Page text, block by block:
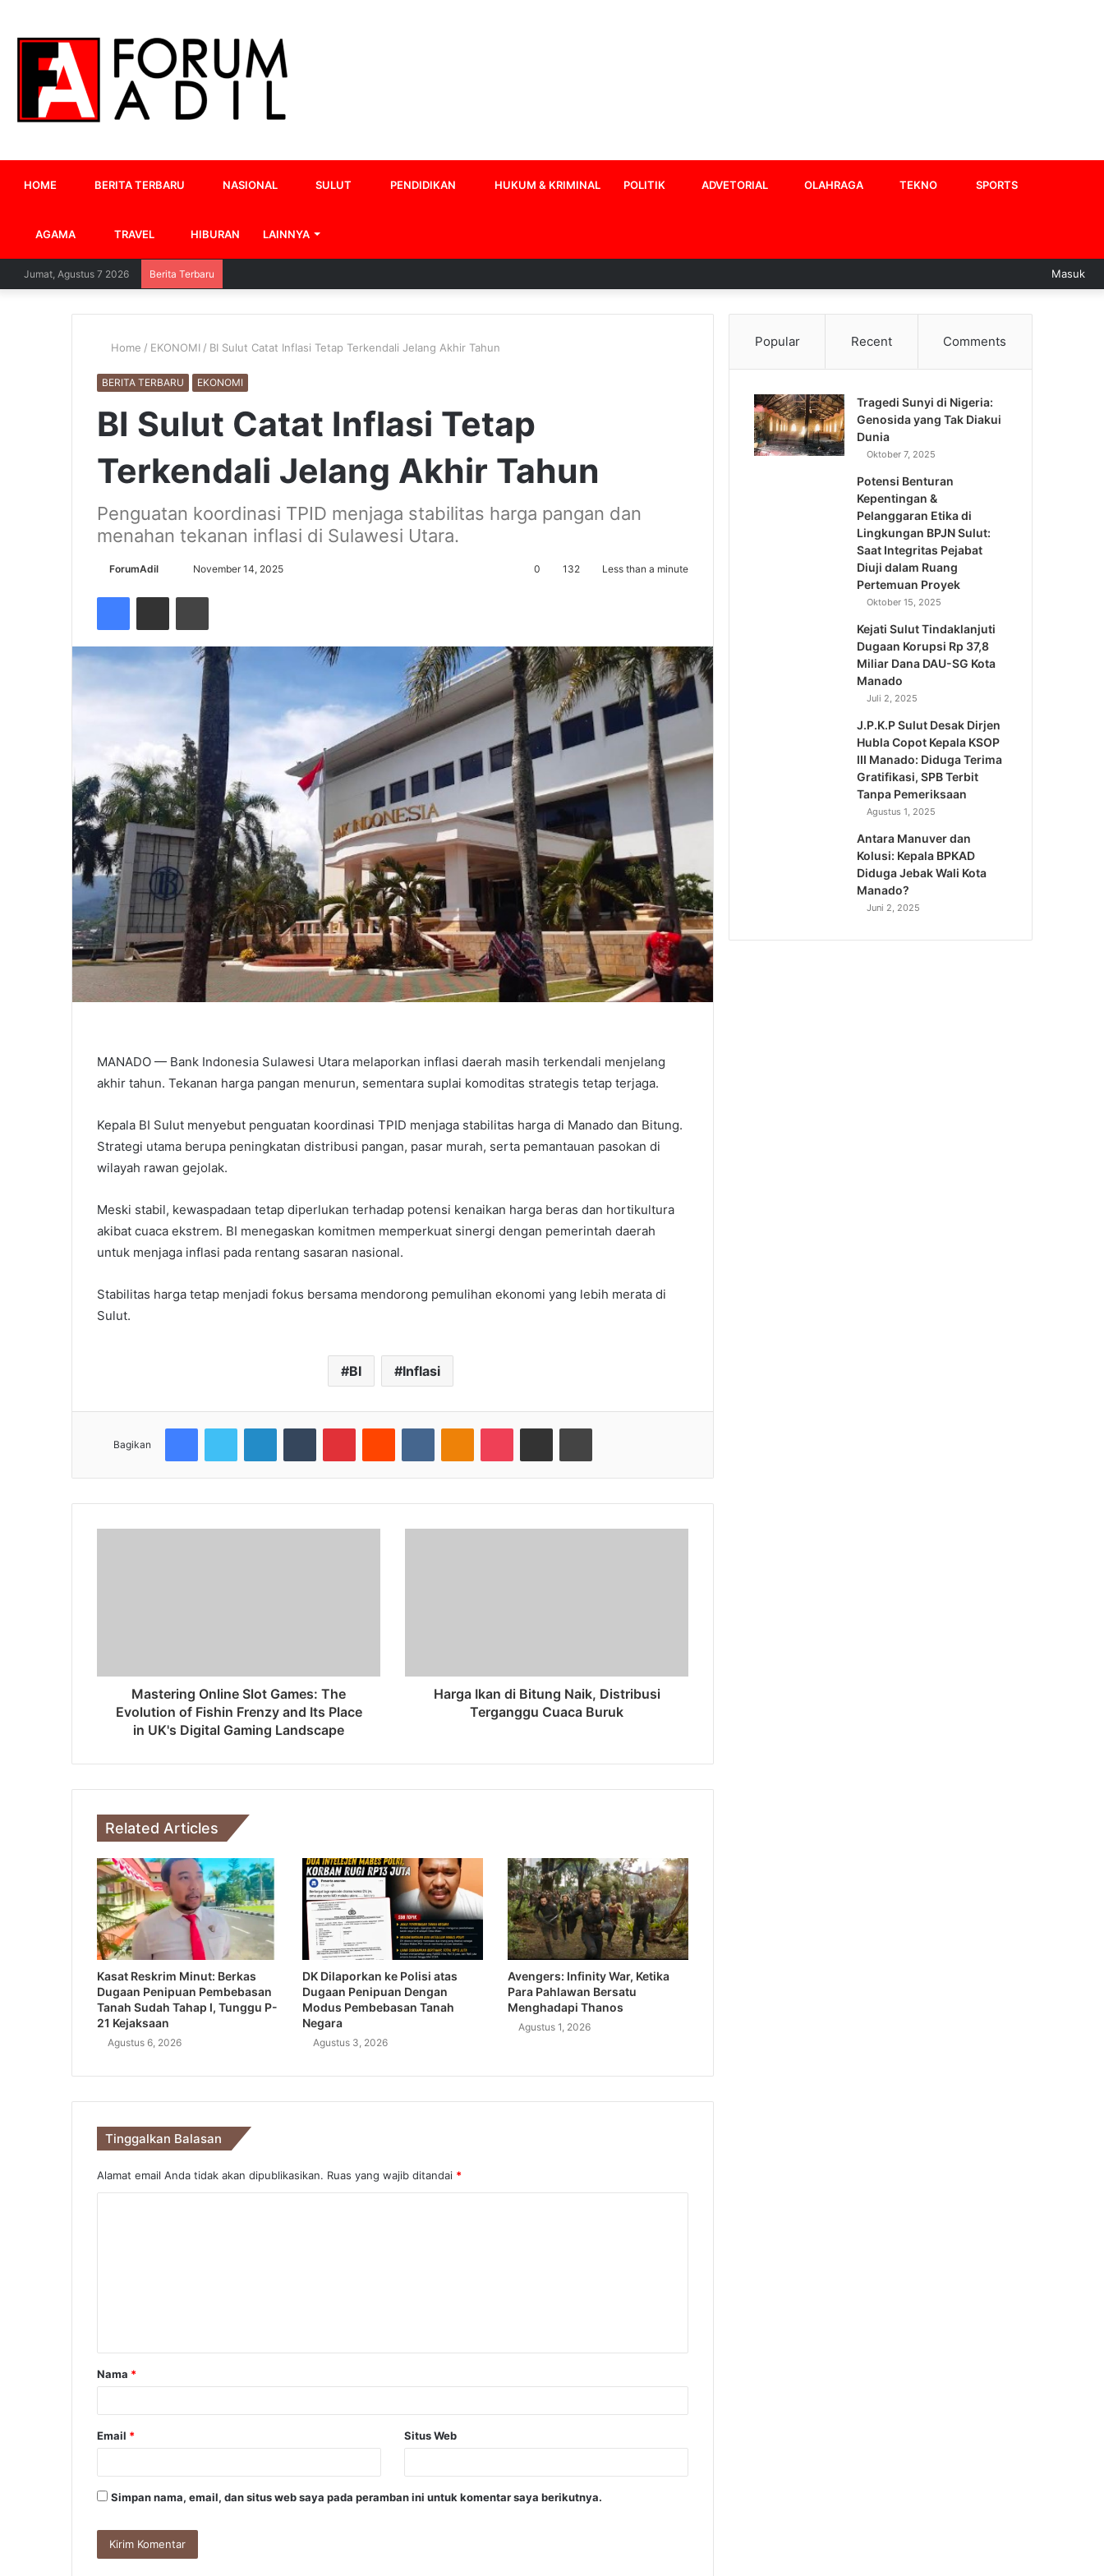
HOME BERITA TERBARU NASIONAL SULUT PENDIDIKAN HUKUM & KRIMINAL POLITIK ADVETORIAL OLAHRAGA TEKNO SPORTS
AGAMA TRAVEL HIBURAN LAINNYA
Jumat, Agustus 7 2026 Berita Terbaru Masuk
Home / EKONOMI / BI Sulut Catat Inflasi Tetap Terkendali Jelang Akhir Tahun
BERITA TERBARU EKONOMI
BI Sulut Catat Inflasi Tetap
Terkendali Jelang Akhir Tahun
Penguatan koordinasi TPID menjaga stabilitas harga pangan dan
menahan tekanan inflasi di Sulawesi Utara.
ForumAdil November 14, 2025 0 132 Less than a minute
FacebookShare via Email Cetak
MANADO — Bank Indonesia Sulawesi Utara melaporkan inflasi daerah masih terkendali menjelang
akhir tahun. Tekanan harga pangan menurun, sementara suplai komoditas strategis tetap terjaga.
Kepala BI Sulut menyebut penguatan koordinasi TPID menjaga stabilitas harga di Manado dan Bitung.
Strategi utama berupa peningkatan distribusi pangan, pasar murah, serta pemantauan pasokan di
wilayah rawan gejolak.
Meski stabil, kewaspadaan tetap diperlukan terhadap potensi kenaikan harga beras dan hortikultura
akibat cuaca ekstrem. BI menegaskan komitmen memperkuat sinergi dengan pemerintah daerah
untuk menjaga inflasi pada rentang sasaran nasional.
Stabilitas harga tetap menjadi fokus bersama mendorong pemulihan ekonomi yang lebih merata di
Sulut.
BI Inflasi
Bagikan
FacebookTwitter LinkedInTumblr PinterestReddit VKontakteOdnoklassniki
Pocket Share via Email Cetak
Mastering Online Slot Games: The
Evolution of Fishin Frenzy and Its Place
in UK's Digital Gaming Landscape
Harga Ikan di Bitung Naik, Distribusi
Terganggu Cuaca Buruk
Related Articles
Kasat Reskrim Minut: Berkas
Dugaan Penipuan Pembebasan
Tanah Sudah Tahap I, Tunggu P-
21 Kejaksaan
Agustus 6, 2026
DK Dilaporkan ke Polisi atas
Dugaan Penipuan Dengan
Modus Pembebasan Tanah
Negara
Agustus 3, 2026
Avengers: Infinity War, Ketika
Para Pahlawan Bersatu
Menghadapi Thanos
Agustus 1, 2026
Tinggalkan Balasan
Alamat email Anda tidak akan dipublikasikan. Ruas yang wajib ditandai *
a
r
Nama *
Email * Situs Web
Simpan nama, email, dan situs web saya pada peramban ini untuk komentar saya berikutnya.
Popular Recent Comments
Tragedi Sunyi di Nigeria:
Genosida yang Tak Diakui
Dunia
Oktober 7, 2025
Potensi Benturan
Kepentingan &
Pelanggaran Etika di
Lingkungan BPJN Sulut:
Saat Integritas Pejabat
Diuji dalam Ruang
Pertemuan Proyek
Oktober 15, 2025
Kejati Sulut Tindaklanjuti
Dugaan Korupsi Rp 37,8
Miliar Dana DAU-SG Kota
Manado
Juli 2, 2025
J.P.K.P Sulut Desak Dirjen
Hubla Copot Kepala KSOP
III Manado: Diduga Terima
Gratifikasi, SPB Terbit
Tanpa Pemeriksaan
Agustus 1, 2025
Antara Manuver dan
Kolusi: Kepala BPKAD
Diduga Jebak Wali Kota
Manado?
Juni 2, 2025